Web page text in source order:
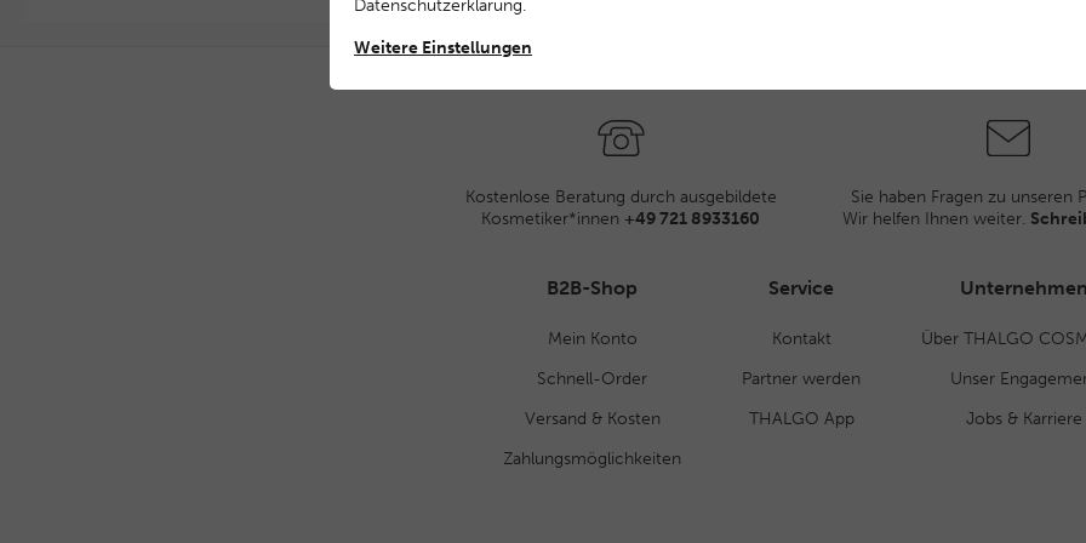
Kostenlose Beratung durch ausgebildete
Kosmetiker*innen +49 721 8933160
Sie haben Fragen zu unseren
Wir helfen Ihnen weiter.
B2B-Shop
Mein Konto
Schnell-Order
Versand & Kosten
Zahlungsmöglichkeiten
Service
Kontakt
Partner werden
THALGO App
Unternehmen
Über THALGO
Unser
Jobs & Karriere
Daten­schutz­erklärung.
Weitere Einstellungen